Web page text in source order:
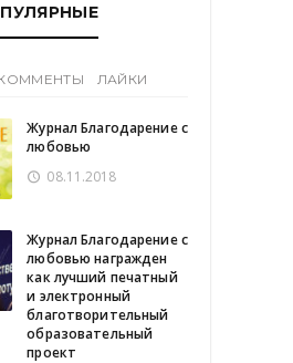
ЛАЙКИ
Журнал Благодарение с
любовью
08.11.2018
Журнал Благодарение с
любовью награжден
как лучший печатный
и электронный
благотворительный
образовательный
проект